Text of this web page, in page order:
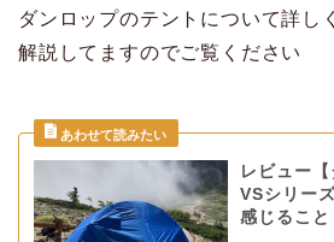
ダンロップのテントについて詳し
解説してますのでご覧ください
レビュー【
VSシリー
感じること